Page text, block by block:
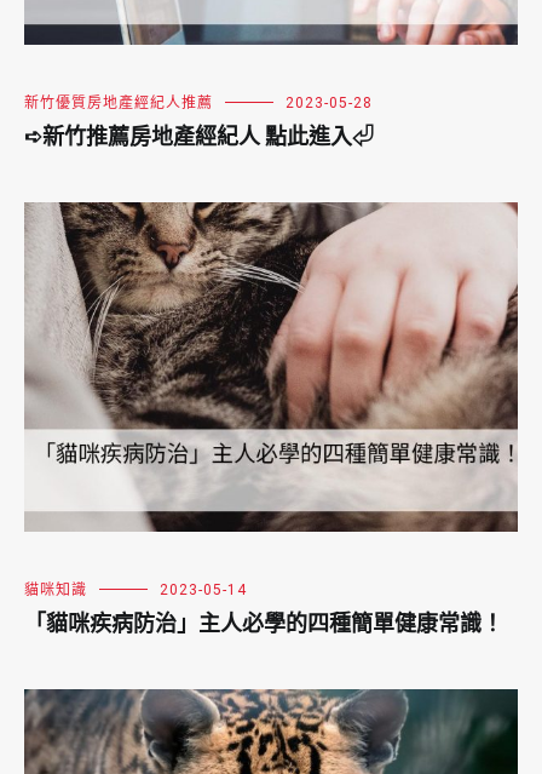
新竹優質房地產經紀人推薦 2023-05-28
➪新竹推薦房地產經紀人 點此進入⏎
貓咪知識 2023-05-14
「貓咪疾病防治」主人必學的四種簡單健康常識！